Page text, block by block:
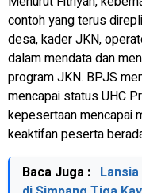
contoh yang terus
desa, kader JKN,
dalam mendata dan
program JKN. BPJS
mencapai status UHC
kepesertaan mencapai
keaktifan peserta
Baca Juga :